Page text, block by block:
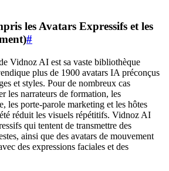
les Avatars Expressifs et les
#
Vidnoz AI est sa vaste bibliothèque
plus de 1900 avatars IA préconçus
et styles. Pour de nombreux cas
les narrateurs de formation, les
les porte-parole marketing et les hôtes
réduit les visuels répétitifs. Vidnoz AI
qui tentent de transmettre des
ainsi que des avatars de mouvement
des expressions faciales et des